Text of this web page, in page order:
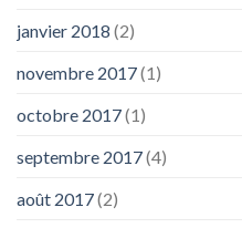
janvier 2018 (2)
novembre 2017(1)
octobre 2017(1)
septembre 2017(4)
août 2017(2)